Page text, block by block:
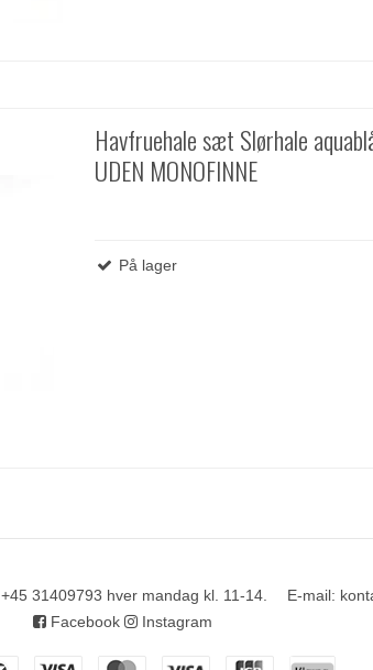
Havfruehale sæt Slørhale
UDEN MONOFINNE
På lager
+45 31409793 hver mandag kl. 11-14. E-mail:
Facebook
Instagram